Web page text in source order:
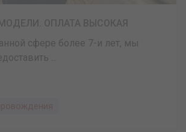
сфере более 7-и лет, мы
...